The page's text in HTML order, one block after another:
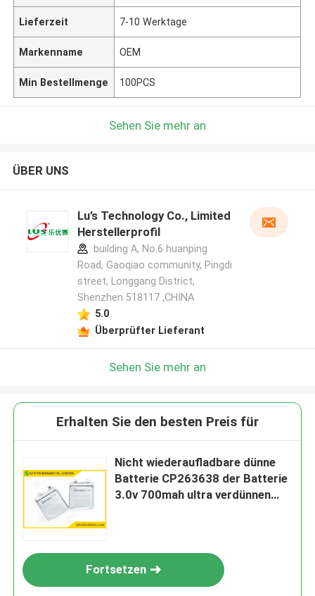
Lieferzeit 7-10 Werktage
Markenname OEM
Min Bestellmenge 100PCS
Sehen Sie mehr an
ÜBER UNS
Lu’s Technology Co., Limited
Herstellerprofil
building A, No.6 huanping
Road, Gaoqiao community, Pingdi
street, Longgang District,
Shenzhen 518117 ,CHINA
5.0
Überprüfter Lieferant
Sehen Sie mehr an
Erhalten Sie den besten Preis für
Nicht wiederaufladbare dünne
Batterie CP263638 der Batterie
3.0v 700mah ultra verdünnen
Fortsetzen